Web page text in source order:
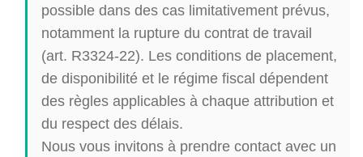
possible dans des cas limitativement prévus,
notamment la rupture du contrat de travail
(art. R3324-22). Les conditions de placement,
de disponibilité et le régime fiscal dépendent
des règles applicables à chaque attribution et
du respect des délais.
Nous vous invitons à prendre contact avec un